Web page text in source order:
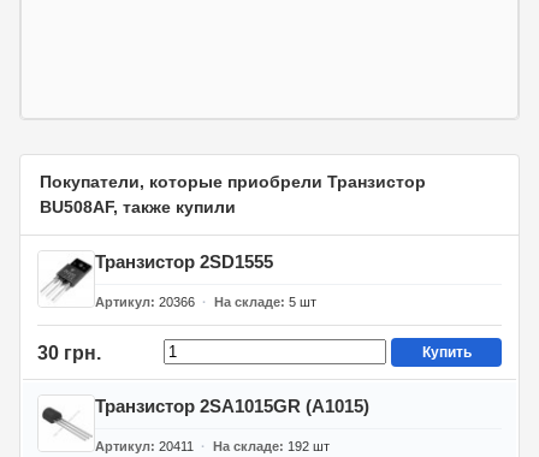
Покупатели, которые приобрели Транзистор
BU508AF, также купили
Транзистор 2SD1555
Артикул 20366 На складе 5 шт
30 грн. Купить
Транзистор 2SA1015GR (A1015)
Артикул 20411 На складе 192 шт